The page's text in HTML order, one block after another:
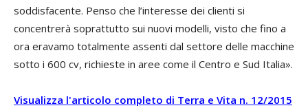
soddisfacente. Penso che l’interesse dei clienti si
concentrerà soprattutto sui nuovi modelli, visto che fino a
ora eravamo totalmente assenti dal settore delle macchine
sotto i 600 cv, richieste in aree come il Centro e Sud Italia».
Visualizza l'articolo completo di Terra e Vita n. 12/2015